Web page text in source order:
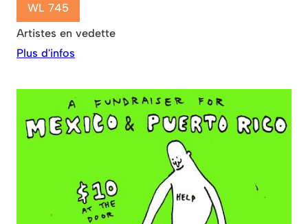
WL 745
Artistes en vedette
Plus d'infos